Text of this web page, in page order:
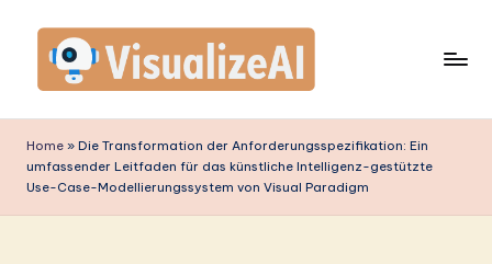
content
is
u
a
Home » Die Transformation der Anforderungsspezifikation: Ein
umfassender Leitfaden für das künstliche Intelligenz-gestützte
Use-Case-Modellierungssystem von Visual Paradigm